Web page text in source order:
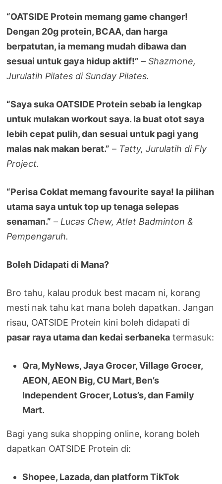
“OATSIDE Protein memang game changer!
Dengan 20g protein, BCAA, dan harga
berpatutan, ia memang mudah dibawa dan
sesuai untuk gaya hidup aktif!” –Shazmone,
Jurulatih Pilates di Sunday Pilates.
“Saya suka OATSIDE Protein sebab ia lengkap
untuk mulakan workout saya. Ia buat otot saya
lebih cepat pulih, dan sesuai untuk pagi yang
malas nak makan berat.” – Tatty, Jurulatih di Fly
Project.
“Perisa Coklat memang favourite saya! Ia pilihan
utama saya untuk top up tenaga selepas
senaman.” –Lucas Chew, Atlet Badminton &
Pempengaruh.
Boleh Didapati di Mana?
Bro tahu, kalau produk best macam ni, korang
mesti nak tahu kat mana boleh dapatkan. Jangan
risau, OATSIDE Protein kini boleh didapati di
pasar raya utama dan kedai serbaneka termasuk:
Qra, MyNews, Jaya Grocer, Village Grocer,
AEON, AEON Big, CU Mart, Ben’s
Independent Grocer, Lotus’s, dan Family
Mart.
Bagi yang suka shopping online, korang boleh
dapatkan OATSIDE Protein di:
Shopee, Lazada, dan platform TikTok